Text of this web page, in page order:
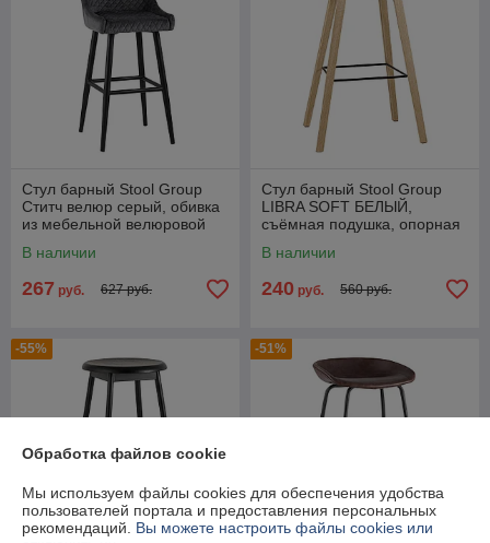
Стул барный Stool Group
Ститч велюр серый, обивка
из мебельной велюровой
В наличии
267 руб. 627 руб.
Стул барный Stool Group
LIBRA SOFT БЕЛЫЙ,
съёмная подушка, опорная
В наличии
240 руб. 560 руб.
-55% -51%
Обработка файлов cookie
Мы используем файлы cookies для обеспечения удобства
пользователей портала и предоставления персональных
рекомендаций. Вы можете настроить файлы cookies или